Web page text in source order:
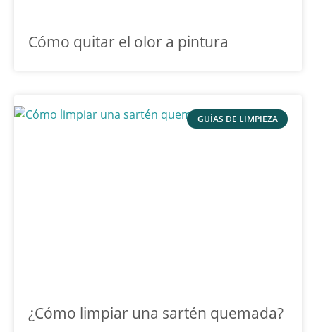
Cómo quitar el olor a pintura
GUÍAS DE LIMPIEZA
¿Cómo limpiar una sartén quemada?